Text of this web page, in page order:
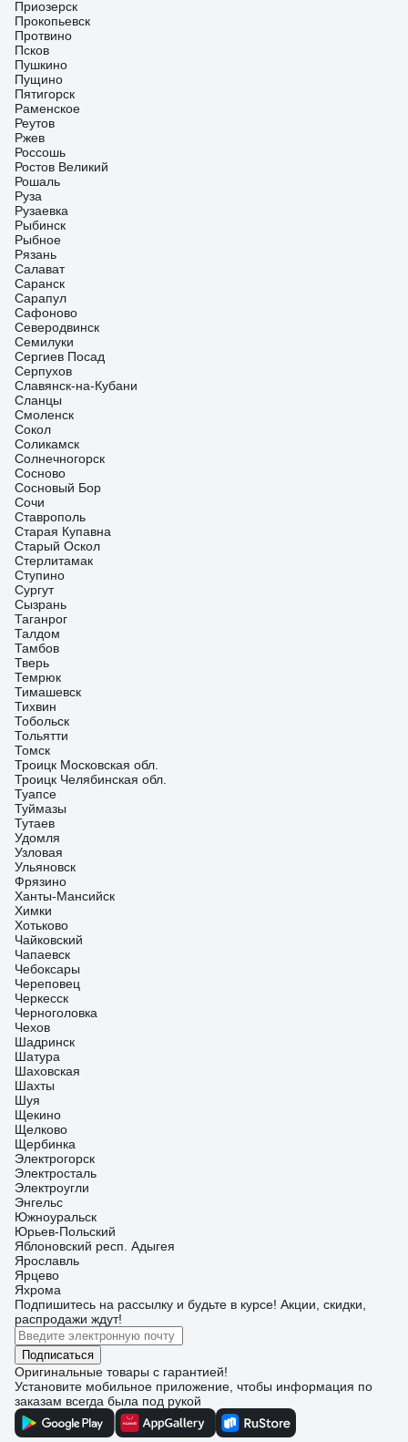
Приозерск
Прокопьевск
Протвино
Псков
Пушкино
Пущино
Пятигорск
Раменское
Реутов
Ржев
Россошь
Ростов Великий
Рошаль
Руза
Рузаевка
Рыбинск
Рыбное
Рязань
Салават
Саранск
Сарапул
Сафоново
Северодвинск
Семилуки
Сергиев Посад
Серпухов
Славянск-на-Кубани
Сланцы
Смоленск
Сокол
Соликамск
Солнечногорск
Сосново
Сосновый Бор
Сочи
Ставрополь
Старая Купавна
Старый Оскол
Стерлитамак
Ступино
Сургут
Сызрань
Таганрог
Талдом
Тамбов
Тверь
Темрюк
Тимашевск
Тихвин
Тобольск
Тольятти
Томск
Троицк Московская обл.
Троицк Челябинская обл.
Туапсе
Туймазы
Тутаев
Удомля
Узловая
Ульяновск
Фрязино
Ханты-Мансийск
Химки
Хотьково
Чайковский
Чапаевск
Чебоксары
Череповец
Черкесск
Черноголовка
Чехов
Шадринск
Шатура
Шаховская
Шахты
Шуя
Щекино
Щелково
Щербинка
Электрогорск
Электросталь
Электроугли
Энгельс
Южноуральск
Юрьев-Польский
Яблоновский респ. Адыгея
Ярославль
Ярцево
Яхрома
Подпишитесь на рассылку и будьте в курсе! Акции, скидки,
распродажи ждут!
Подписаться
Оригинальные товары с гарантией!
Установите мобильное приложение, чтобы информация по
заказам всегда была под рукой